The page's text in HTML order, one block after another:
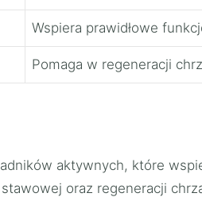
Wspiera prawidłowe
Pomaga w regeneracji
aktywnych, które
oraz regeneracji